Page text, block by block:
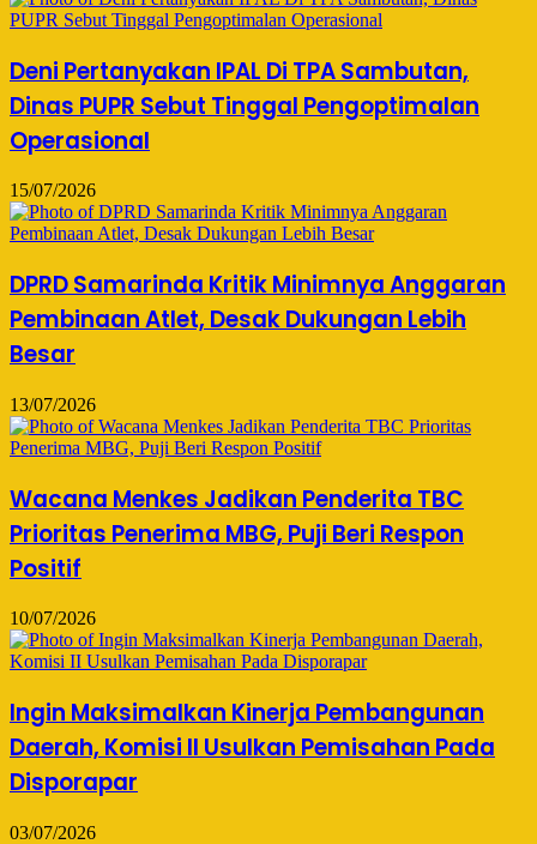
Deni Pertanyakan IPAL Di TPA Sambutan,
Dinas PUPR Sebut Tinggal Pengoptimalan
Operasional
15/07/2026
DPRD Samarinda Kritik Minimnya Anggaran
Pembinaan Atlet, Desak Dukungan Lebih
Besar
13/07/2026
Wacana Menkes Jadikan Penderita TBC
Prioritas Penerima MBG, Puji Beri Respon
Positif
10/07/2026
Ingin Maksimalkan Kinerja Pembangunan
Daerah, Komisi II Usulkan Pemisahan Pada
Disporapar
03/07/2026